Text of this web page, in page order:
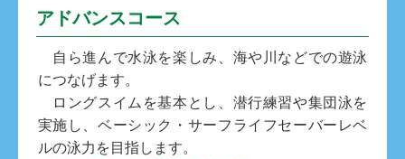
アドバンスコース
自ら進んで水泳を楽しみ、海や川などでの遊泳
につなげます。
ロングスイムを基本とし、潜行練習や集団泳を
実施し、ベーシック・サーフライフセーバーレベ
ルの泳力を目指します。